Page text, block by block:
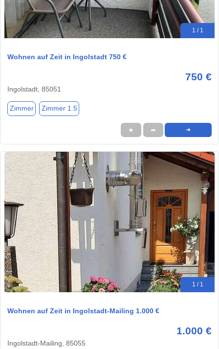
1 / 1
Wohnen auf Zeit in Ingolstadt 750 €
750 €
Ingolstadt, 85051
Zimmer Zimmer 1.5
★ ➦ ➜
1 / 1
Wohnen auf Zeit in Ingolstadt-Mailing 1.000 €
1.000 €
Ingolstadt-Mailing, 85055